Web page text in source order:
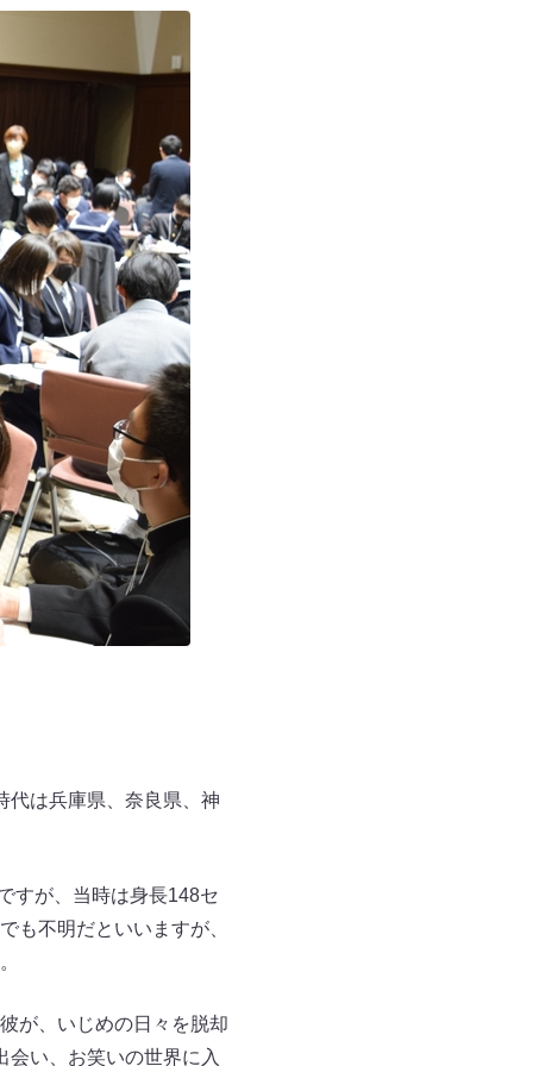
代は兵庫県、奈良県、神
すが、当時は身長148セ
も不明だといいますが、
が、いじめの日々を脱却
い、お笑いの世界に入